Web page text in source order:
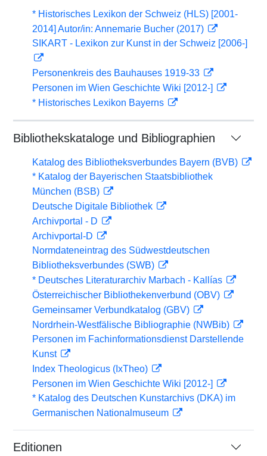
* Historisches Lexikon der Schweiz (HLS) [2001-
2014] Autor/in: Annemarie Bucher (2017)
SIKART - Lexikon zur Kunst in der Schweiz [2006-]
Personenkreis des Bauhauses 1919-33
Personen im Wien Geschichte Wiki [2012-]
* Historisches Lexikon Bayerns
Bibliothekskataloge und Bibliographien
Katalog des Bibliotheksverbundes Bayern (BVB)
* Katalog der Bayerischen Staatsbibliothek
München (BSB)
Deutsche Digitale Bibliothek
Archivportal - D
Archivportal-D
Normdateneintrag des Südwestdeutschen
Bibliotheksverbundes (SWB)
* Deutsches Literaturarchiv Marbach - Kallías
Österreichischer Bibliothekenverbund (OBV)
Gemeinsamer Verbundkatalog (GBV)
Nordrhein-Westfälische Bibliographie (NWBib)
Personen im Fachinformationsdienst Darstellende
Kunst
Index Theologicus (IxTheo)
Personen im Wien Geschichte Wiki [2012-]
* Katalog des Deutschen Kunstarchivs (DKA) im
Germanischen Nationalmuseum
Editionen